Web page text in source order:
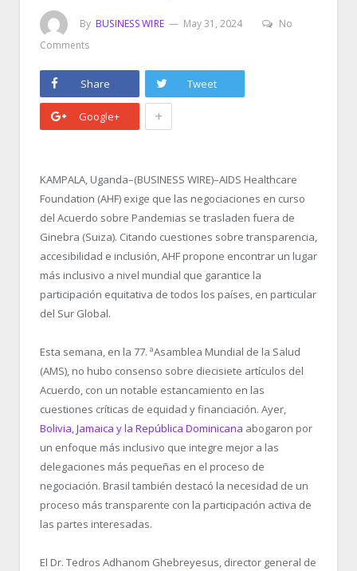
By BUSINESS WIRE May 31, 2024
No
Comments
Share Tweet
Google+ +
KAMPALA, Uganda–(BUSINESS WIRE)–AIDS Healthcare
Foundation (AHF) exige que las negociaciones en curso
del Acuerdo sobre Pandemias se trasladen fuera de
Ginebra (Suiza). Citando cuestiones sobre transparencia,
accesibilidad e inclusión, AHF propone encontrar un lugar
más inclusivo a nivel mundial que garantice la
participación equitativa de todos los países, en particular
del Sur Global.
Esta semana, en la 77. ªAsamblea Mundial de la Salud
(AMS), no hubo consenso sobre diecisiete artículos del
Acuerdo, con un notable estancamiento en las
cuestiones críticas de equidad y financiación. Ayer,
Bolivia, Jamaica y la República Dominicana abogaron por
un enfoque más inclusivo que integre mejor a las
delegaciones más pequeñas en el proceso de
negociación. Brasil también destacó la necesidad de un
proceso más transparente con la participación activa de
las partes interesadas.
El Dr. Tedros Adhanom Ghebreyesus, director general de